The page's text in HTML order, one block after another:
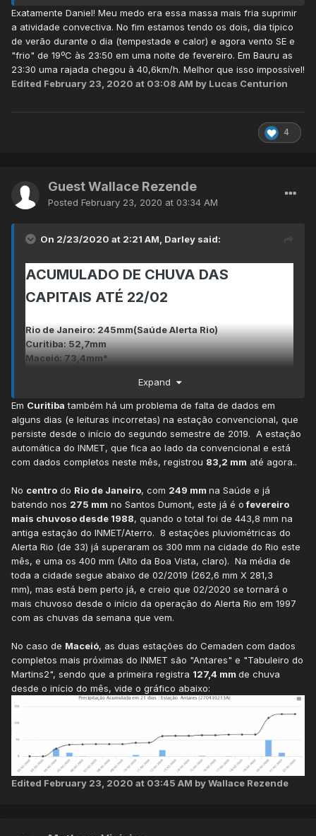
Exatamente Daniel! Meu medo era essa massa mais fria suprimir
a atividade convectiva. No fim estamos tendo os dois, dia típico
de verão durante o dia (tempestade e calor) e agora vento SE e
"frio" de 19ºC às 23:50 em uma noite de fevereiro. Em Bauru as
23:30 uma rajada chegou à 40,6km/h. Melhor que isso impossível!
Edited February 23, 2020 at 03:08 AM by Lucas Centurion
4
Guest Wallace Rezende
Posted February 23, 2020 at 03:34 AM
On 2/23/2020 at 2:21 AM, Darley said:
ACUMULADO DE CHUVA DAS
CAPITAIS ATÉ 22/02
Rio de Janeiro: 245mm(SaúdeAlerta Rio)
Curitiba: 52,7mm
Maceió: 73,4mm*
Sobre o dado de Maceió, realmente há uma falha nos
dados de fevereiro do INMET. O acumulado em duas
estações do CEMADEN próximas da estação do INMET
deve ser considerado o oficial. No caso de Palmas, estão
faltando os dados do dia de hoje (22/02), assim que sair
eu atualizo.
Expand
Em Curitiba também há um problema de falta de dados em
alguns dias (e leituras incorretas) na estação convencional, que
persiste desde o início do segundo semestre de 2019. A estação
automática do INMET, que fica ao lado da convencional e está
com dados completos neste mês, registrou 83,2 mm até agora..
No centro do Rio de Janeiro, com 249 mm na Saúde e já
batendo nos 275 mm no Santos Dumont, este já é ofevereiro
mais chuvoso desde 1988, quando o total foi de 443,8 mm na
antiga estação do INMET/Aterro. 8 estações pluviométricas do
Alerta Rio (de 33) já superaram os 300 mm na cidade do Rio este
mês, e uma os 400 mm (Alto da Boa Vista, claro). Na média de
toda a cidade segue abaixo de 02/2019 (262,6 mm X 281,3
mm), mas está bem perto já, e creio que 02/2020 se tornará o
mais chuvoso desde o início da operação do Alerta Rio em 1997
com as chuvas da semana que vem.
No caso de Maceió, as duas estações do Cemaden com dados
completos mais próximas do INMET são "Antares" e "Tabuleiro do
Martins2", sendo que a primeira registra 127,4 mm de chuva
desde o início do mês, vide o gráfico abaixo:
Edited February 23, 2020 at 03:45 AM by Wallace Rezende